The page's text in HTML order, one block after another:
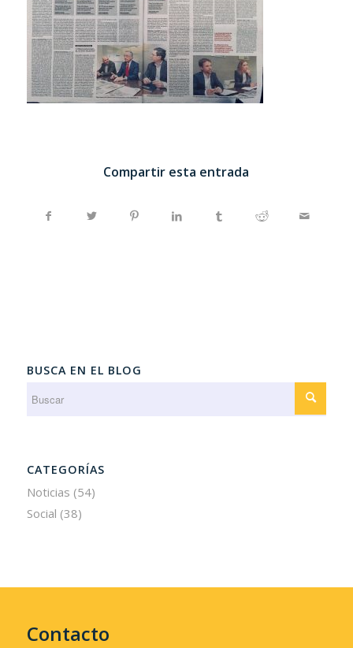
Compartir esta entrada
BUSCA EN EL BLOG
CATEGORÍAS
Noticias (54)
Social (38)
Contacto